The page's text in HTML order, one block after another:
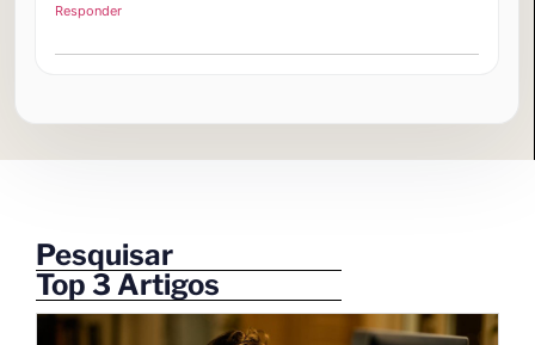
Pesquisar
Top 3 Artigos
Responder